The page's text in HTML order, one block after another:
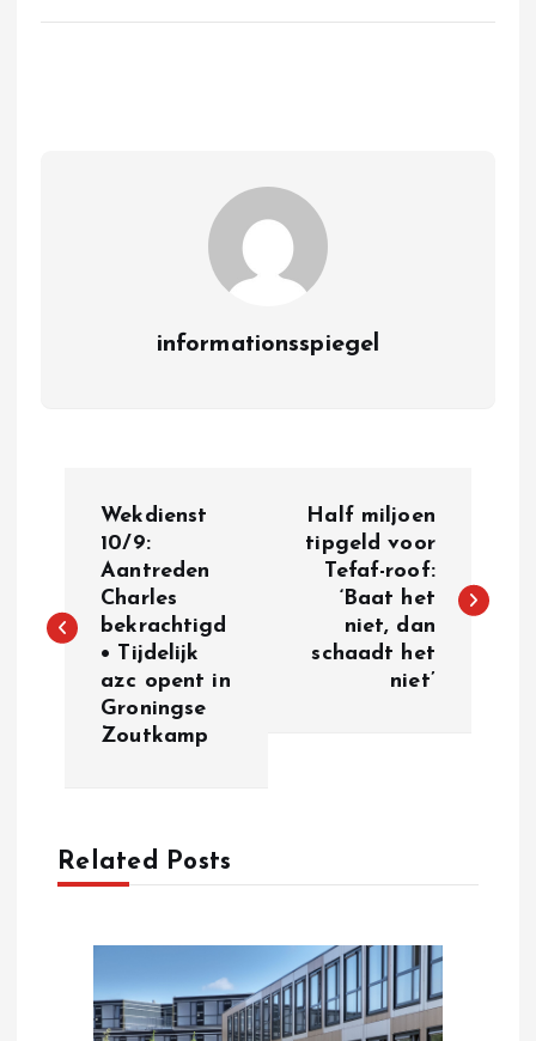
informationsspiegel
s
v
Wekdienst
10/9:
Aantreden
Charles
bekrachtigd
• Tijdelijk
azc opent in
Groningse
Zoutkamp
Half miljoen
tipgeld voor
Tefaf-roof:
‘Baat het
niet, dan
schaadt het
niet’
Related Posts